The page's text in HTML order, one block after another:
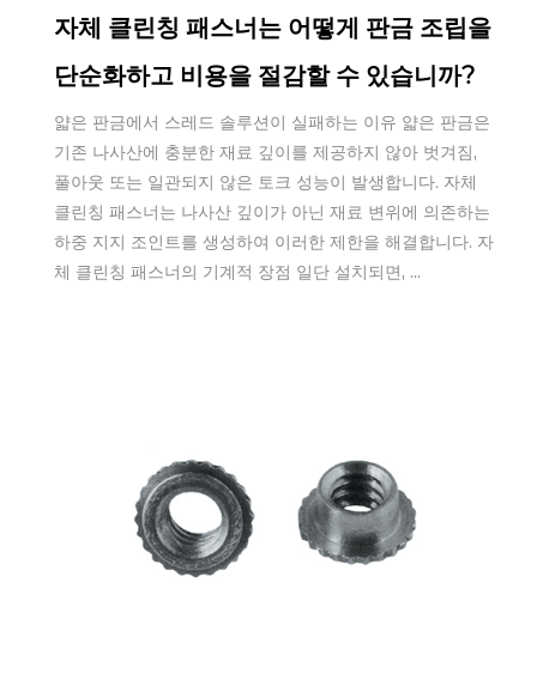
자체 클린칭 패스너는 어떻게 판금 조립을
단순화하고 비용을 절감할 수 있습니까?
얇은 판금에서 스레드 솔루션이 실패하는 이유 얇은 판금은
기존 나사산에 충분한 재료 깊이를 제공하지 않아 벗겨짐,
풀아웃 또는 일관되지 않은 토크 성능이 발생합니다. 자체
클린칭 패스너는 나사산 깊이가 아닌 재료 변위에 의존하는
하중 지지 조인트를 생성하여 이러한 제한을 해결합니다. 자
체 클린칭 패스너의 기계적 장점 일단 설치되면, ...